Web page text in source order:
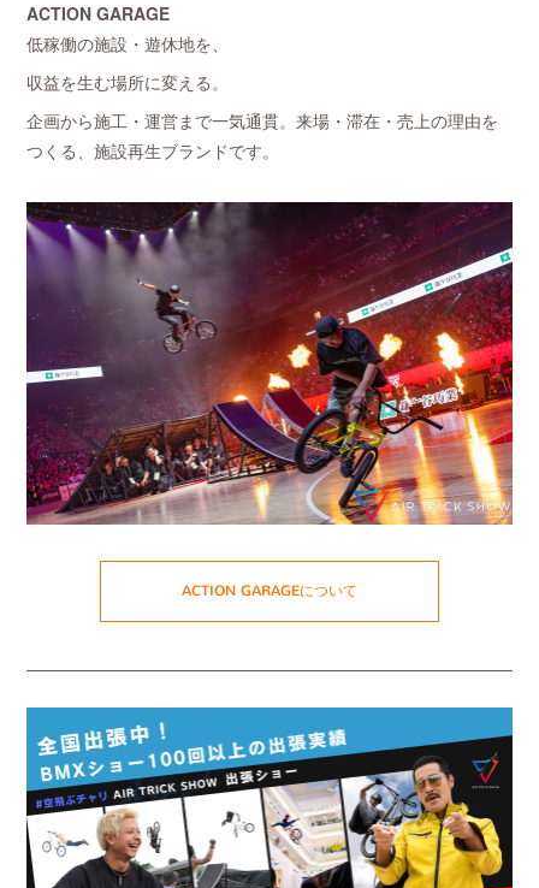
ACTION GARAGE
低稼働の施設・遊休地を、
収益を生む場所に変える。
企画から施工・運営まで一気通貫。来場・滞在・売上の理由を
つくる、施設再生ブランドです。
ACTION GARAGEについて